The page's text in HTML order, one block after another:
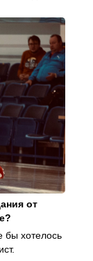
от
бы хотелось